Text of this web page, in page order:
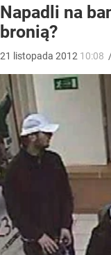
Napadli na
bronią?
21 listopada 2012 10:08